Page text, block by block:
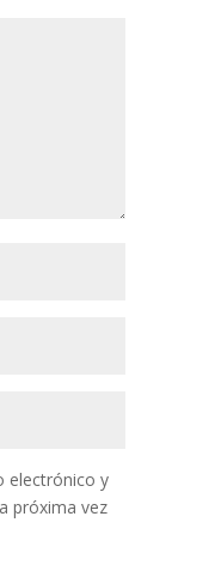
electrónico y
próxima vez